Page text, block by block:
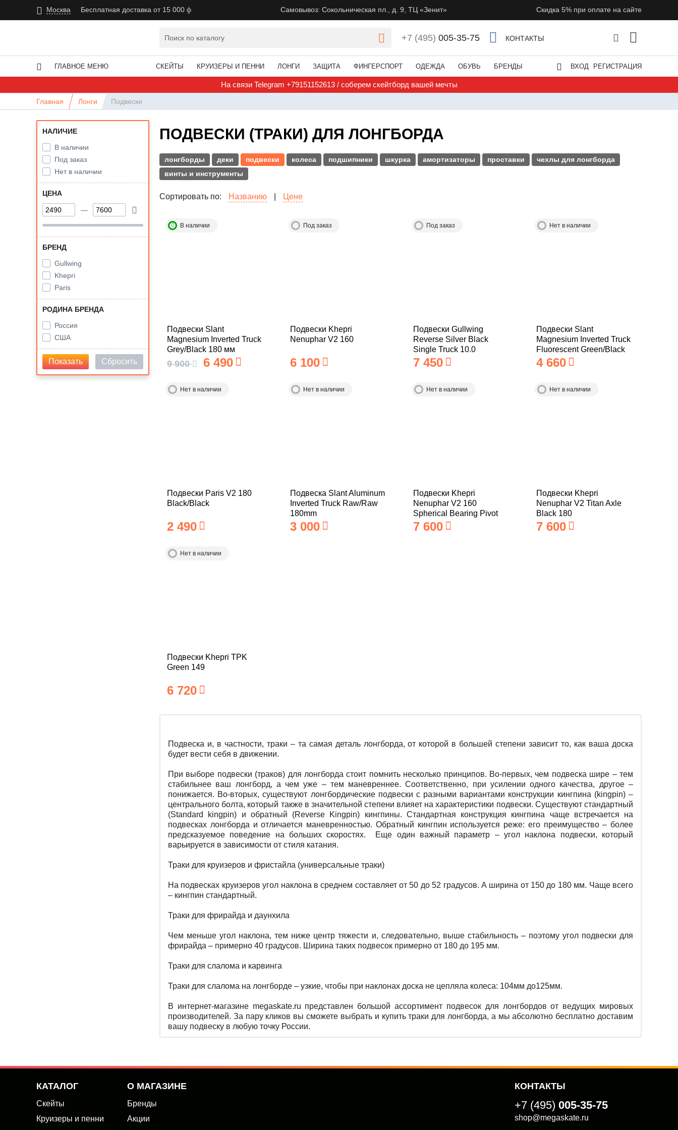
Москва Бесплатная доставка от 15 000 Самовывоз: Сокольническая пл., д. 9, ТЦ «Зенит» Скидка 5% при оплате на сайте
+7 (495) 005-35-75 КОНТАКТЫ
ГЛАВНОЕ МЕНЮ СКЕЙТЫ КРУИЗЕРЫ И ПЕННИ ЛОНГИ ЗАЩИТА ФИНГЕРСПОРТ ОДЕЖДА ОБУВЬ БРЕНДЫ ВХОД РЕГИСТРАЦИЯ
На связи Telegram +79151152613 / соберем скейтборд вашей мечты
Главная Лонги Подвески
НАЛИЧИЕ
В наличии
Под заказ
Нет в наличии
ЦЕНА
БРЕНД
Gullwing
Khepri
Paris
РОДИНА БРЕНДА
Россия
США
Показать Сбросить
ПОДВЕСКИ (ТРАКИ) ДЛЯ ЛОНГБОРДА
лонгборды деки подвески колеса подшипники шкурка амортизаторы проставки
чехлы для лонгборда
винты и инструменты
Сортировать по: Названию Цене
В наличии
Подвески Slant
Magnesium Inverted Truck
Grey/Black 180 мм
9 900 6 490
Под заказ
Подвески Khepri
Nenuphar V2 160
6 100
Под заказ
Подвески Gullwing
Reverse Silver Black
Single Truck 10.0
7 450
Нет в наличии
Подвески Slant
Magnesium Inverted Truck
Fluorescent Green/Black
150 мм
4 660
Нет в наличии
Подвески Paris V2 180
Black/Black
2 490
Нет в наличии
Подвеска Slant Aluminum
Inverted Truck Raw/Raw
180mm
3 000
Нет в наличии
Подвески Khepri
Nenuphar V2 160
Spherical Bearing Pivot
7 600
Нет в наличии
Подвески Khepri
Nenuphar V2 Titan Axle
Black 180
7 600
Нет в наличии
Подвески Khepri TPK
Green 149
6 720
Подвеска и, в частности, траки – та самая деталь лонгборда, от которой в большей степени зависит то, как ваша доска
будет вести себя в движении.
При выборе подвески (траков) для лонгборда стоит помнить несколько принципов. Во-первых, чем подвеска шире – тем
стабильнее ваш лонгборд, а чем уже – тем маневреннее. Соответственно, при усилении одного качества, другое –
понижается. Во-вторых, существуют лонгбордические подвески с разными вариантами конструкции кингпина (kingpin) –
центрального болта, который также в значительной степени влияет на характеристики подвески. Существуют стандартный
(Standard kingpin) и обратный (Reverse Kingpin) кингпины. Стандартная конструкция кингпина чаще встречается на
подвесках лонгборда и отличается маневренностью. Обратный кингпин используется реже: его преимущество – более
предсказуемое поведение на больших скоростях. Еще один важный параметр – угол наклона подвески, который
варьируется в зависимости от стиля катания.
Траки для круизеров и фристайла (универсальные траки)
На подвесках круизеров угол наклона в среднем составляет от 50 до 52 градусов. А ширина от 150 до 180 мм. Чаще всего
– кингпин стандартный.
Траки для фрирайда и даунхила
Чем меньше угол наклона, тем ниже центр тяжести и, следовательно, выше стабильность – поэтому угол подвески для
фрирайда – примерно 40 градусов. Ширина таких подвесок примерно от 180 до 195 мм.
Траки для слалома и карвинга
Траки для слалома на лонгборде – узкие, чтобы при наклонах доска не цепляла колеса: 104мм до125мм.
В интернет-магазине megaskate.ru представлен большой ассортимент подвесок для лонгбордов от ведущих мировых
производителей. За пару кликов вы сможете выбрать и купить траки для лонгборда, а мы абсолютно бесплатно доставим
вашу подвеску в любую точку России.
КАТАЛОГ
Скейты
Круизеры и пенни
О МАГАЗИНЕ
Бренды
Акции
КОНТАКТЫ
+7 (495) 005-35-75
shop@megaskate.ru